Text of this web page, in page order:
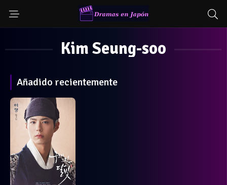
Kim Seung-soo
Añadido recientemente